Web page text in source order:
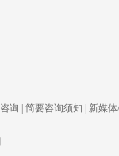
询 简要咨询须知 新媒